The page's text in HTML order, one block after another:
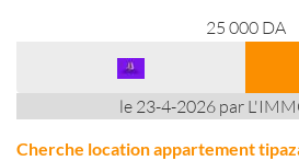
25 000 DA
le 23-4-2026 par
Cherche location appartement